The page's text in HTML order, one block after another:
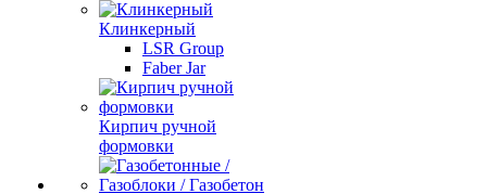
Клинкерный
LSR Group
Faber Jar
Кирпич ручной
формовки